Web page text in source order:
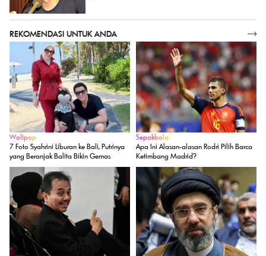
REKOMENDASI UNTUK ANDA
Wolipop
7 Foto Syahrini Liburan ke Bali, Putrinya
yang Beranjak Balita Bikin Gemas
Sepakbola
Apa Ini Alasan-alasan Rodri Pilih Barca
Ketimbang Madrid?